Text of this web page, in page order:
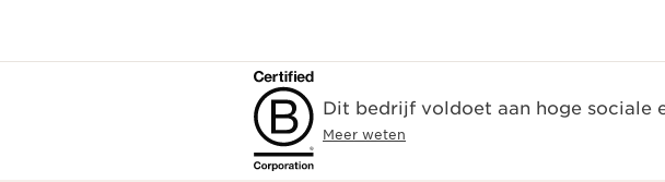
Dit bedrijf voldoet aan hoge sociale
Meer weten